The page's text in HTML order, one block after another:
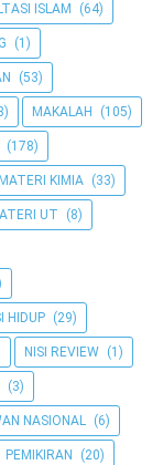
ISLAM (64)
(1)
(53)
MAKALAH (105)
(178)
MATERI KIMIA (33)
UT (8)
HIDUP (29)
NISI REVIEW (1)
(3)
NASIONAL (6)
PEMIKIRAN (20)